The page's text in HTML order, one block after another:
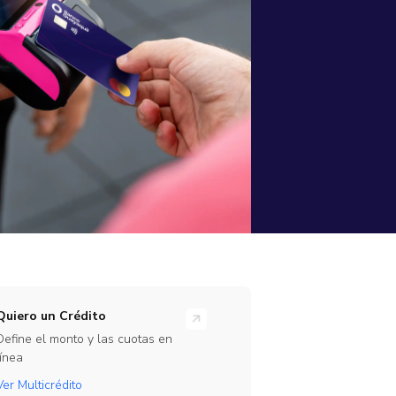
en línea para tu empresa
Beta
de nuestro programa de Beta Testers
un Crédito
el monto y las cuotas en
Multicrédito